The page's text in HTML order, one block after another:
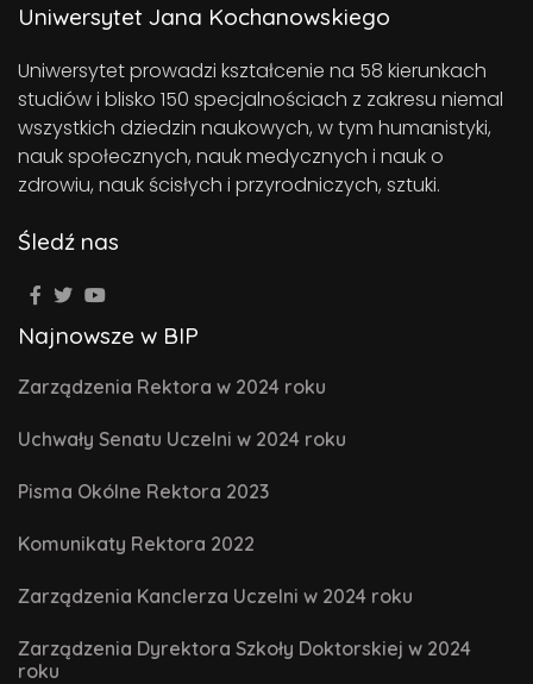
Uniwersytet Jana Kochanowskiego
Uniwersytet prowadzi kształcenie na 58 kierunkach
studiów i blisko 150 specjalnościach z zakresu niemal
wszystkich dziedzin naukowych, w tym humanistyki,
nauk społecznych, nauk medycznych i nauk o
zdrowiu, nauk ścisłych i przyrodniczych, sztuki.
Śledź nas
Najnowsze w BIP
Zarządzenia Rektora w 2024 roku
Uchwały Senatu Uczelni w 2024 roku
Pisma Okólne Rektora 2023
Komunikaty Rektora 2022
Zarządzenia Kanclerza Uczelni w 2024 roku
Zarządzenia Dyrektora Szkoły Doktorskiej w 2024
roku